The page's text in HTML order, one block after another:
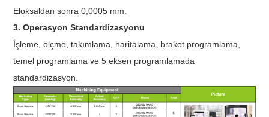
Eloksaldan sonra 0,0005 mm.
3. Operasyon Standardizasyonu
İşleme, ölçme, takımlama, haritalama, braket programlama,
temel programlama ve 5 eksen programlamada
standardizasyon.